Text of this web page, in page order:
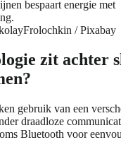
/ Pixabay
zit achter
gebruik van een
draadloze
Bluetooth voor